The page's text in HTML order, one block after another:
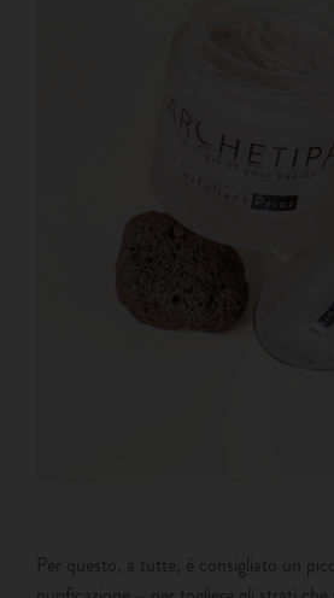
Per questo, a tutte, è consigliato un